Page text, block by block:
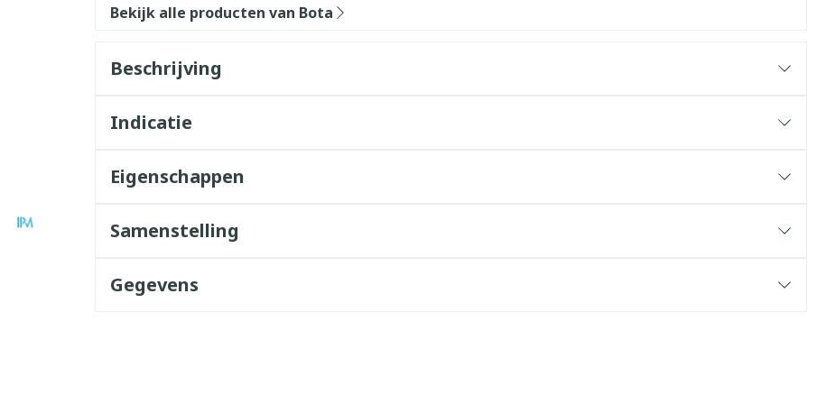
Bekijk alle producten van Bota
Beschrijving
Indicatie
Eigenschappen
Samenstelling
Gegevens